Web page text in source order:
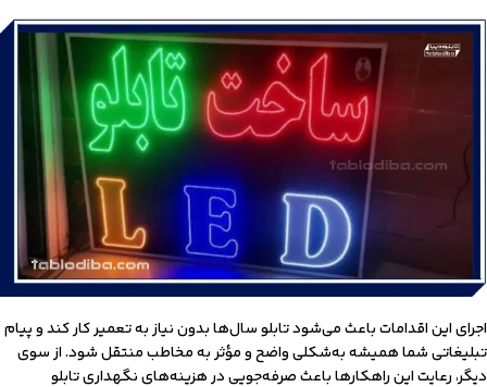
اجرای این اقدامات باعث می‌شود تابلو سال‌ها بدون نیاز به تعمیر کار کند و پیام
تبلیغاتی شما همیشه به‌شکلی واضح و مؤثر به مخاطب منتقل شود. از سوی
دیگر، رعایت این راهکارها باعث صرفه‌جویی در هزینه‌های نگهداری تابلو